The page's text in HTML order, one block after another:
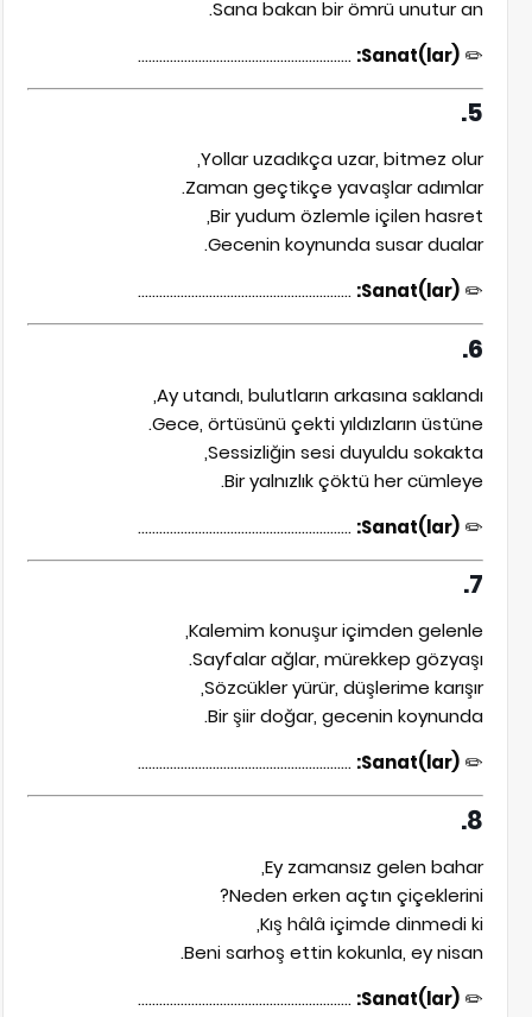
Sana bakan bir ömrü unutur an.
✏️
Sanat(lar):
............................................................
5.
Yollar uzadıkça uzar, bitmez olur,
Zaman geçtikçe yavaşlar adımlar.
Bir yudum özlemle içilen hasret,
Gecenin koynunda susar dualar.
✏️
Sanat(lar):
............................................................
6.
Ay utandı, bulutların arkasına saklandı,
Gece, örtüsünü çekti yıldızların üstüne.
Sessizliğin sesi duyuldu sokakta,
Bir yalnızlık çöktü her cümleye.
✏️
Sanat(lar):
............................................................
7.
Kalemim konuşur içimden gelenle,
Sayfalar ağlar, mürekkep gözyaşı.
Sözcükler yürür, düşlerime karışır,
Bir şiir doğar, gecenin koynunda.
✏️
Sanat(lar):
............................................................
8.
Ey zamansız gelen bahar,
Neden erken açtın çiçeklerini?
Kış hâlâ içimde dinmedi ki,
Beni sarhoş ettin kokunla, ey nisan.
✏️
Sanat(lar):
............................................................